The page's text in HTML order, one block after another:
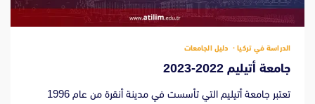
الدراسة في تركيا دليل الجامعات
جامعة أتيليم 2022-2023
تعتبر جامعة أتيليم التي تأسست في مدينة أنقرة من عام 1996